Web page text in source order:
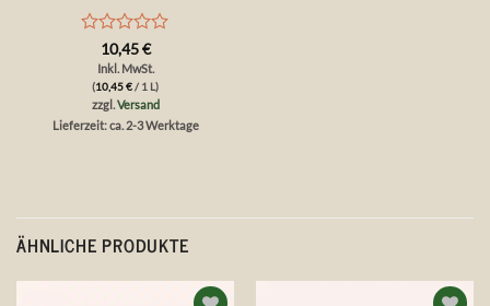
Bewertet
mit
von
10,45€
Inkl. MwSt.
(10,45€/ 1 L)
zzgl. Versand
Lieferzeit: ca. 2-3 Werktage
ÄHNLICHE PRODUKTE